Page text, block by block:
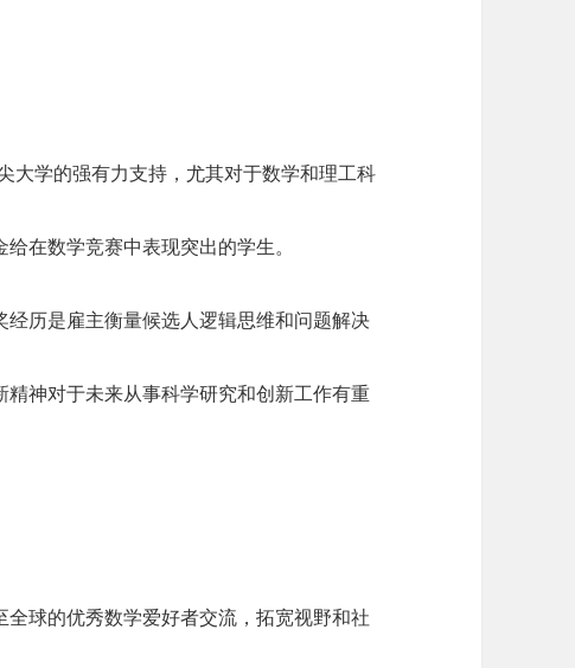
大学的强有力支持，尤其对于数学和理工科
在数学竞赛中表现突出的学生。
历是雇主衡量候选人逻辑思维和问题解决
神对于未来从事科学研究和创新工作有重
球的优秀数学爱好者交流，拓宽视野和社